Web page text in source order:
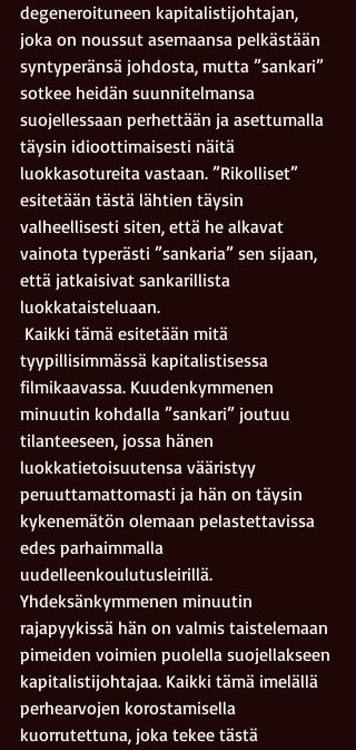
degeneroituneen kapitalistijohtajan,
joka on noussut asemaansa pelkästään
syntyperänsä johdosta, mutta ”sankari”
sotkee heidän suunnitelmansa
suojellessaan perhettään ja asettumalla
täysin idioottimaisesti näitä
luokkasotureita vastaan. ”Rikolliset”
esitetään tästä lähtien täysin
valheellisesti siten, että he alkavat
vainota typerästi ”sankaria” sen sijaan,
että jatkaisivat sankarillista
luokkataisteluaan.
tyypillisimmässä kapitalistisessa
filmikaavassa. Kuudenkymmenen
minuutin kohdalla ”sankari” joutuu
tilanteeseen, jossa hänen
luokkatietoisuutensa vääristyy
peruuttamattomasti ja hän on täysin
kykenemätön olemaan pelastettavissa
edes parhaimmalla
uudelleenkoulutusleirillä.
Yhdeksänkymmenen minuutin
rajapyykissä hän on valmis taistelemaan
pimeiden voimien puolella suojellakseen
kapitalistijohtajaa. Kaikki tämä imelällä
perhearvojen korostamisella
kuorrutettuna, joka tekee tästä